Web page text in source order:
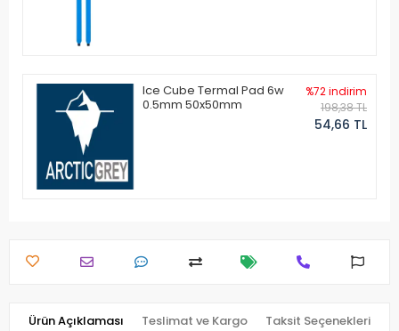
Ice Cube Termal Pad 6w
0.5mm 50x50mm
%72 indirim
198,38 TL
54,66 TL
Ürün Açıklaması Teslimat ve Kargo Taksit Seçenekleri